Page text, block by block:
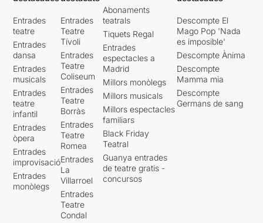
Entrades
teatre
Entrades
dansa
Entrades
musicals
Entrades
teatre
infantil
Entrades
òpera
Entrades
improvisació
Entrades
monòlegs
Entrades
Teatre
Tívoli
Entrades
Teatre
Coliseum
Entrades
Teatre
Borràs
Entrades
Teatre
Romea
Entrades
La
Villarroel
Entrades
Teatre
Condal
Abonaments
teatrals
Tiquets Regal
Entrades
espectacles a
Madrid
Millors monòlegs
Millors musicals
Millors espectacles
familiars
Black Friday
Teatral
Guanya entrades
de teatre gratis -
concursos
Descompte El
Mago Pop 'Nada
es imposible'
Descompte Ànima
Descompte
Mamma mia
Descompte
Germans de sang